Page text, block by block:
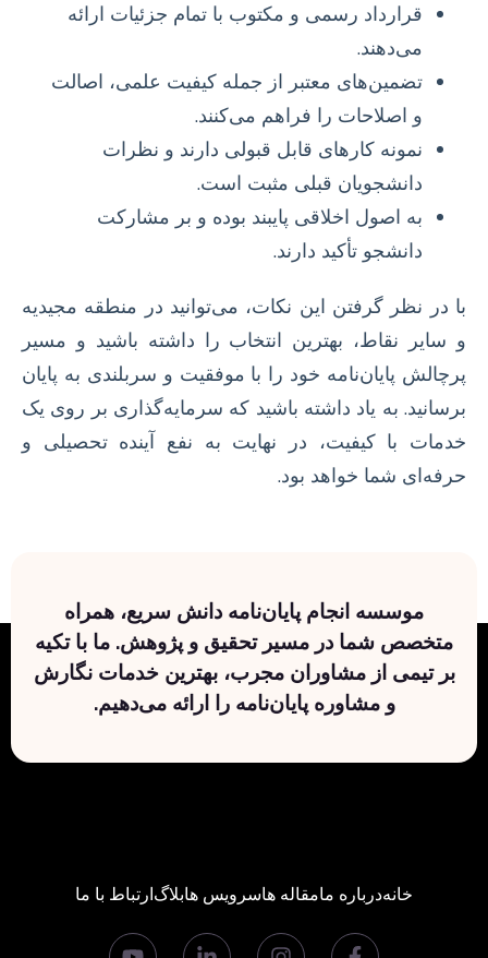
قرارداد رسمی و مکتوب با تمام جزئیات ارائه
می‌دهند.
تضمین‌های معتبر از جمله کیفیت علمی، اصالت
و اصلاحات را فراهم می‌کنند.
نمونه کارهای قابل قبولی دارند و نظرات
دانشجویان قبلی مثبت است.
به اصول اخلاقی پایبند بوده و بر مشارکت
دانشجو تأکید دارند.
با در نظر گرفتن این نکات، می‌توانید در منطقه مجیدیه
و سایر نقاط، بهترین انتخاب را داشته باشید و مسیر
پرچالش پایان‌نامه خود را با موفقیت و سربلندی به پایان
برسانید. به یاد داشته باشید که سرمایه‌گذاری بر روی یک
خدمات با کیفیت، در نهایت به نفع آینده تحصیلی و
حرفه‌ای شما خواهد بود.
موسسه انجام پایان‌نامه دانش سریع، همراه
متخصص شما در مسیر تحقیق و پژوهش. ما با تکیه
بر تیمی از مشاوران مجرب، بهترین خدمات نگارش
و مشاوره پایان‌نامه را ارائه می‌دهیم.
خانهدرباره مامقاله هاسرویس هابلاگارتباط با ما